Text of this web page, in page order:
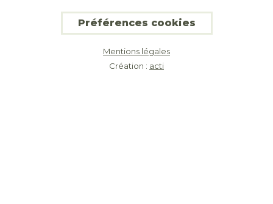
Préférences cookies
Mentions légales
Création : acti